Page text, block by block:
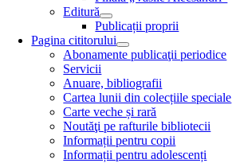
Editură
Publicații proprii
Pagina cititorului
Abonamente publicaţii periodice
Servicii
Anuare, bibliografii
Cartea lunii din colecțiile speciale
Carte veche și rară
Noutăţi pe rafturile bibliotecii
Informații pentru copii
Informații pentru adolescenți